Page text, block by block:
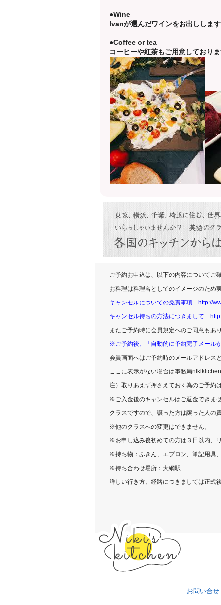
●Wine
Ivanが選んだワインをお出ししま
●Coffee or tea
コーヒーや紅茶もご用意しており
ご予約お申込は、以下の内容についてご
お料理は料理名としてのイメージのため
キャンセルについての免責事項
http://
キャンセル待ちの方法につきまして
またご予約時に会員規定へのご同意もあ
※ご予約後、「自動的に予約完了メー
会員画面へはご予約時のメールアドレス
ここに表示がない場合は事務局
注）取りあえず押さえておく為のご予約
※ご入金後のキャンセルはご返金できま
クラスですので、譲った方は譲った人の
※他のクラスへの変更はできません。
※お申し込み後初めての方は３日以内、
※持ち物：ふきん、エプロン、筆記用
※待ち合わせ場所：大網駅
詳しい行き方、経路につきましては正式
お問い合せ